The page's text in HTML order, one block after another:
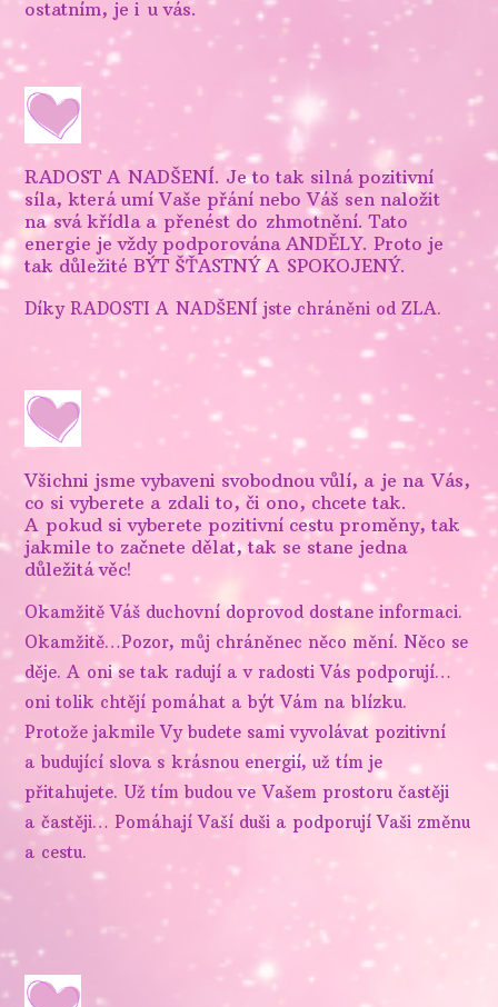
ostatním, je i u vás.
RADOST A NADŠENÍ. Je to tak silná pozitivní
síla, která umí Vaše přání nebo Váš sen naložit
na svá křídla a přenést do zhmotnění. Tato
energie je vždy podporována ANDĚLY. Proto je
tak důležité BÝT ŠŤASTNÝ A SPOKOJENÝ.
Díky RADOSTI A NADŠENÍ jste chráněni od ZLA.
Všichni jsme vybaveni svobodnou vůlí, a je na Vás,
co si vyberete a zdali to, či ono, chcete tak.
A pokud si vyberete pozitivní cestu proměny, tak
jakmile to začnete dělat, tak se stane jedna
důležitá věc!
Okamžitě Váš duchovní doprovod dostane informaci.
Okamžitě…Pozor, můj chráněnec něco mění. Něco se
děje. A oni se tak radují a v radosti Vás podporují…
oni tolik chtějí pomáhat a být Vám na blízku.
Protože jakmile Vy budete sami vyvolávat pozitivní
a budující slova s krásnou energií, už tím je
přitahujete. Už tím budou ve Vašem prostoru častěji
a častěji… Pomáhají Vaší duši a podporují Vaši změnu
a cestu.